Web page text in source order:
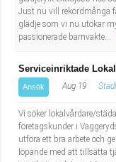
Just nu vill rekordmånga
glädje som vi nu utökar
passionerade barnvakte...
Serviceinriktade
Ansök Aug 19
Vi söker lokalvårdare/
företagskunder i
utföra ett bra arbete och
löpande med att tillsätta